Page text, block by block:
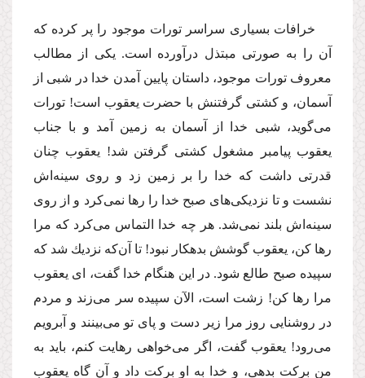
خرافات بسیارى سراسر تورات موجود را پر كرده كه
آن را به صورتى مبتذل درآورده است. یكى از مطالب
معروف تورات موجود، داستان پایین آمدن خدا در شبى از
آسمان، و كشتى گرفتنش با حضرت یعقوب است! تورات
مى‌گوید، شبى خدا از آسمان به زمین آمد و با جناب
یعقوب پیامبر مشغول كشتى گرفتن شد! یعقوب چنان
قدرتى داشت كه خدا را بر زمین زد و روى سینه‌اش
نشست و تا نزدیكى‌هاى صبح خدا را رها نمى‌كرد و از روى
سینه‌اش بلند نمى‌شد. هر چه خدا التماس مى‌كرد كه مرا
رها كن، یعقوب گوشش بدهكار نبود! تا آن‌كه نزدیك شد كه
سپیده صبح طالع شود. در این هنگام خدا گفت، اى یعقوب
مرا رها كن! زشت است، الآن سپیده سر مى‌زند و مردم
در روشنایى روز مرا زیر دست و پاى تو مى‌بینند و آبرویم
مى‌رود! یعقوب گفت، اگر مى‌خواهى رهایت كنم، باید به
من بركت بدهى، و خدا به او بركت داد و آن گاه یعقوب